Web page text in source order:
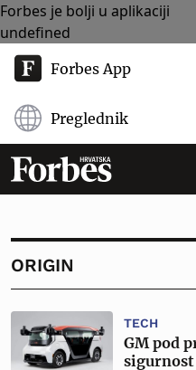
Forbes je bolji u aplikaciji
undefined
Forbes App
Preglednik
ORIGIN
TECH
GM pod